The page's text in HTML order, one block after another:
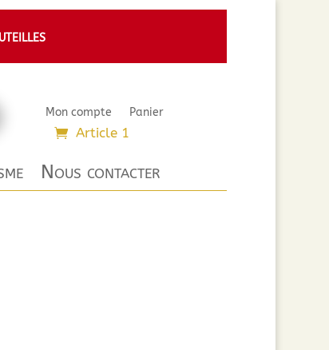
Mon compte Panier
Article 1
Nous contacter